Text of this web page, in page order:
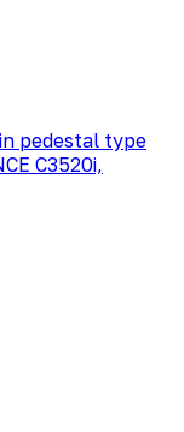
pedestal type
C3520i,